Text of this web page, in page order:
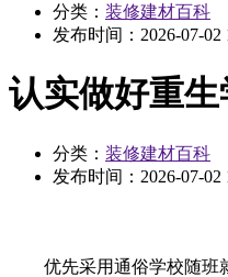
分类： 装修建材百科
发布时间： 2026-07-02
认实做好重
分类： 装修建材百科
发布时间： 2026-07-02
优先采用通俗学校随班